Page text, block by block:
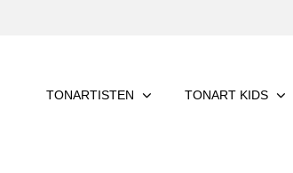
TONARTISTEN TONART KIDS